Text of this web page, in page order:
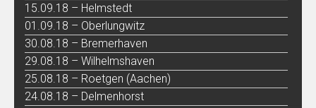
15.09.18 – Helmstedt
01.09.18 – Oberlungwitz
30.08.18 – Bremerhaven
29.08.18 – Wilhelmshaven
25.08.18 – Roetgen (Aachen)
24.08.18 – Delmenhorst